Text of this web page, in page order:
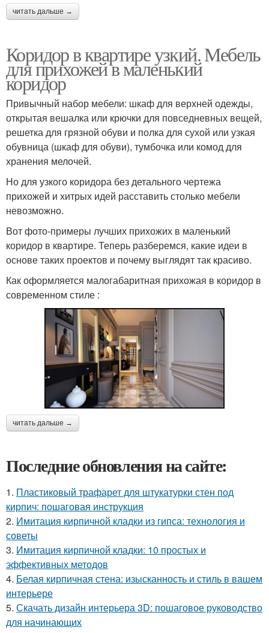
читать дальше →
Коридор в квартире узкий. Мебель
для прихожей в маленький
коридор
Привычный набор мебели: шкаф для верхней одежды,
открытая вешалка или крючки для повседневных вещей,
решетка для грязной обуви и полка для сухой или узкая
обувница (шкаф для обуви), тумбочка или комод для
хранения мелочей.
Но для узкого коридора без детального чертежа
прихожей и хитрых идей расставить столько мебели
невозможно.
Вот фото-примеры лучших прихожих в маленький
коридор в квартире. Теперь разберемся, какие идеи в
основе таких проектов и почему выглядят так красиво.
Как оформляется малогабаритная прихожая в коридор в
современном стиле :
читать дальше →
Последние обновления на сайте:
1. Пластиковый трафарет для штукатурки стен под
кирпич: пошаговая инструкция
2. Имитация кирпичной кладки из гипса: технология и
советы
3. Имитация кирпичной кладки: 10 простых и
эффективных методов
4. Белая кирпичная стена: изысканность и стиль в вашем
интерьере
5. Скачать дизайн интерьера 3D: пошаговое руководство
для начинающих